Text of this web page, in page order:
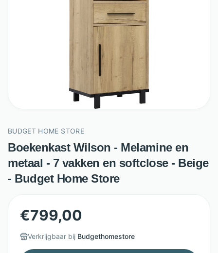
BUDGET HOME STORE
Boekenkast Wilson - Melamine en
metaal - 7 vakken en softclose - Beige
- Budget Home Store
€799,00
Verkrijgbaar bij Budgethomestore